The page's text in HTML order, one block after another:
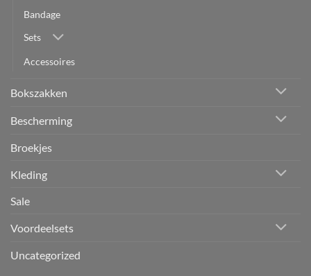
Bandage
Sets
Accessoires
Bokszakken
Bescherming
Broekjes
Kleding
Sale
Voordeelsets
Uncategorized